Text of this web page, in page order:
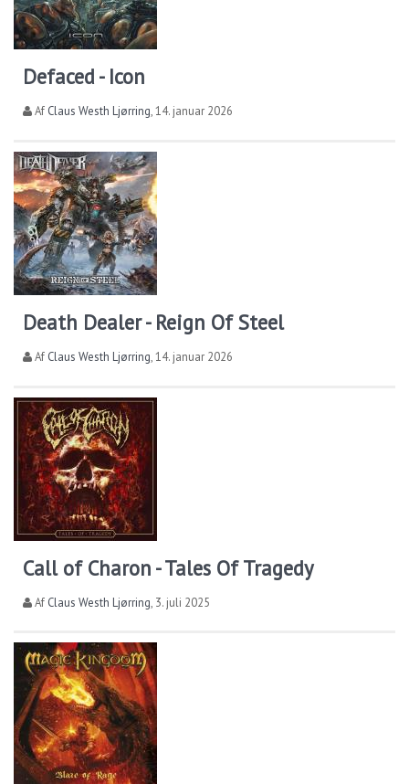
Defaced - Icon
Af Claus Westh Ljørring,14. januar 2026
Death Dealer - Reign Of Steel
Af Claus Westh Ljørring,14. januar 2026
Call of Charon - Tales Of Tragedy
Af Claus Westh Ljørring, 3. juli 2025